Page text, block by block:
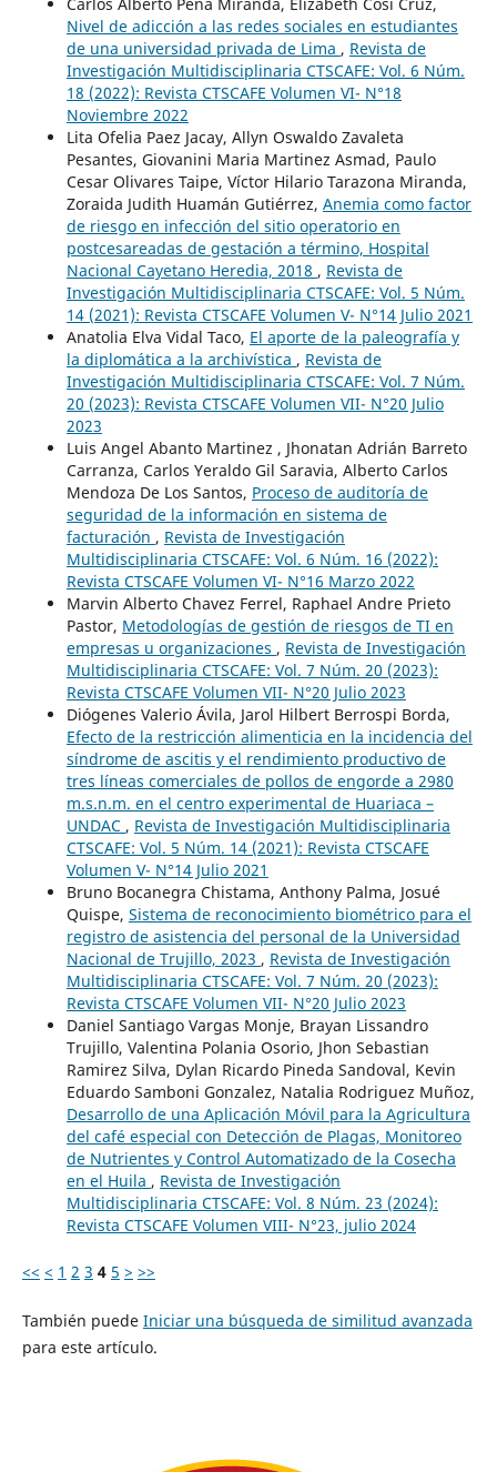
Carlos Alberto Peña Miranda, Elizabeth Cosi Cruz,
Nivel de adicción a las redes sociales en estudiantes
de una universidad privada de Lima , Revista de
Investigación Multidisciplinaria CTSCAFE: Vol. 6 Núm.
18 (2022): Revista CTSCAFE Volumen VI- N°18
Noviembre 2022
Lita Ofelia Paez Jacay, Allyn Oswaldo Zavaleta
Pesantes, Giovanini Maria Martinez Asmad, Paulo
Cesar Olivares Taipe, Víctor Hilario Tarazona Miranda,
Zoraida Judith Huamán Gutiérrez, Anemia como factor
de riesgo en infección del sitio operatorio en
postcesareadas de gestación a término, Hospital
Nacional Cayetano Heredia, 2018 , Revista de
Investigación Multidisciplinaria CTSCAFE: Vol. 5 Núm.
14 (2021): Revista CTSCAFE Volumen V- N°14 Julio 2021
Anatolia Elva Vidal Taco, El aporte de la paleografía y
la diplomática a la archivística , Revista de
Investigación Multidisciplinaria CTSCAFE: Vol. 7 Núm.
20 (2023): Revista CTSCAFE Volumen VII- N°20 Julio
2023
Luis Angel Abanto Martinez , Jhonatan Adrián Barreto
Carranza, Carlos Yeraldo Gil Saravia, Alberto Carlos
Mendoza De Los Santos, Proceso de auditoría de
seguridad de la información en sistema de
facturación , Revista de Investigación
Multidisciplinaria CTSCAFE: Vol. 6 Núm. 16 (2022):
Revista CTSCAFE Volumen VI- N°16 Marzo 2022
Marvin Alberto Chavez Ferrel, Raphael Andre Prieto
Pastor, Metodologías de gestión de riesgos de TI en
empresas u organizaciones , Revista de Investigación
Multidisciplinaria CTSCAFE: Vol. 7 Núm. 20 (2023):
Revista CTSCAFE Volumen VII- N°20 Julio 2023
Diógenes Valerio Ávila, Jarol Hilbert Berrospi Borda,
Efecto de la restricción alimenticia en la incidencia del
síndrome de ascitis y el rendimiento productivo de
tres líneas comerciales de pollos de engorde a 2980
m.s.n.m. en el centro experimental de Huariaca –
UNDAC , Revista de Investigación Multidisciplinaria
CTSCAFE: Vol. 5 Núm. 14 (2021): Revista CTSCAFE
Volumen V- N°14 Julio 2021
Bruno Bocanegra Chistama, Anthony Palma, Josué
Quispe, Sistema de reconocimiento biométrico para el
registro de asistencia del personal de la Universidad
Nacional de Trujillo, 2023 , Revista de Investigación
Multidisciplinaria CTSCAFE: Vol. 7 Núm. 20 (2023):
Revista CTSCAFE Volumen VII- N°20 Julio 2023
Daniel Santiago Vargas Monje, Brayan Lissandro
Trujillo, Valentina Polania Osorio, Jhon Sebastian
Ramirez Silva, Dylan Ricardo Pineda Sandoval, Kevin
Eduardo Samboni Gonzalez, Natalia Rodriguez Muñoz,
Desarrollo de una Aplicación Móvil para la Agricultura
del café especial con Detección de Plagas, Monitoreo
de Nutrientes y Control Automatizado de la Cosecha
en el Huila , Revista de Investigación
Multidisciplinaria CTSCAFE: Vol. 8 Núm. 23 (2024):
Revista CTSCAFE Volumen VIII- N°23, julio 2024
<< < 1 2 3 4 5 > >>
También puede Iniciar una búsqueda de similitud avanzada
para este artículo.